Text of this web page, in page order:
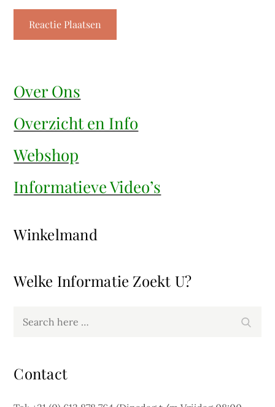
Over Ons
Overzicht en Info
Webshop
Informatieve Video’s
Winkelmand
Welke Informatie Zoekt U?
Contact